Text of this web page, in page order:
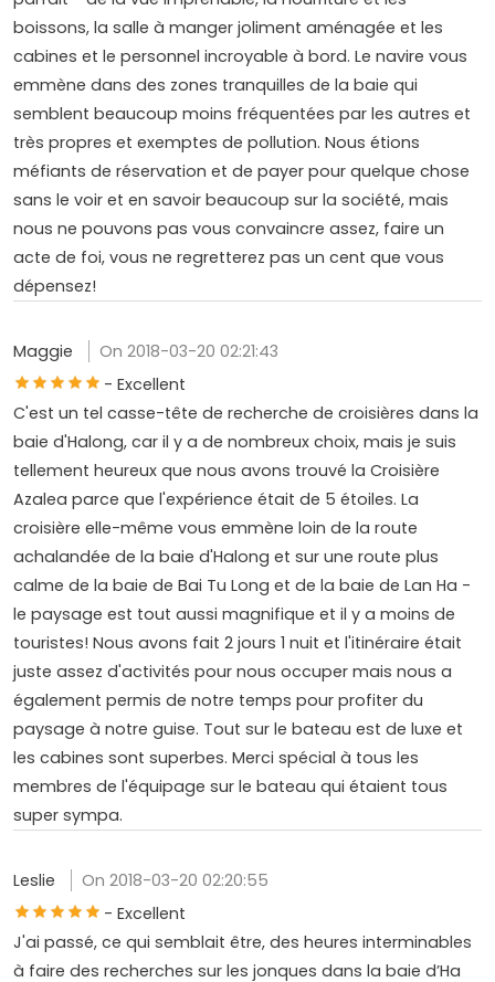
boissons, la salle à manger joliment aménagée et les
cabines et le personnel incroyable à bord. Le navire vous
emmène dans des zones tranquilles de la baie qui
semblent beaucoup moins fréquentées par les autres et
très propres et exemptes de pollution. Nous étions
méfiants de réservation et de payer pour quelque chose
sans le voir et en savoir beaucoup sur la société, mais
nous ne pouvons pas vous convaincre assez, faire un
acte de foi, vous ne regretterez pas un cent que vous
dépensez!
Maggie
On 2018-03-20 02:21:43
- Excellent
C'est un tel casse-tête de recherche de croisières dans la
baie d'Halong, car il y a de nombreux choix, mais je suis
tellement heureux que nous avons trouvé la Croisière
Azalea parce que l'expérience était de 5 étoiles. La
croisière elle-même vous emmène loin de la route
achalandée de la baie d'Halong et sur une route plus
calme de la baie de Bai Tu Long et de la baie de Lan Ha -
le paysage est tout aussi magnifique et il y a moins de
touristes! Nous avons fait 2 jours 1 nuit et l'itinéraire était
juste assez d'activités pour nous occuper mais nous a
également permis de notre temps pour profiter du
paysage à notre guise. Tout sur le bateau est de luxe et
les cabines sont superbes. Merci spécial à tous les
membres de l'équipage sur le bateau qui étaient tous
super sympa.
Leslie
On 2018-03-20 02:20:55
- Excellent
J'ai passé, ce qui semblait être, des heures interminables
à faire des recherches sur les jonques dans la baie d’Ha